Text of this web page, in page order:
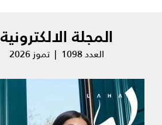
المجلة الالكترونية
العدد 1098 | تموز 2026